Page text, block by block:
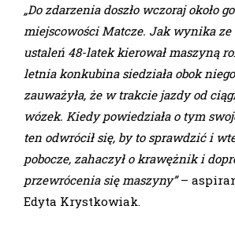
„Do zdarzenia doszło wczoraj około
miejscowości Matcze. Jak wynika
ustaleń 48-latek kierował maszyną
letnia konkubina siedziała obok
zauważyła, że w trakcie jazdy od
wózek. Kiedy powiedziała o tym
ten odwrócił się, by to sprawdzić i
pobocze, zahaczył o krawężnik i
przewrócenia się maszyny”–
Edyta Krystkowiak.